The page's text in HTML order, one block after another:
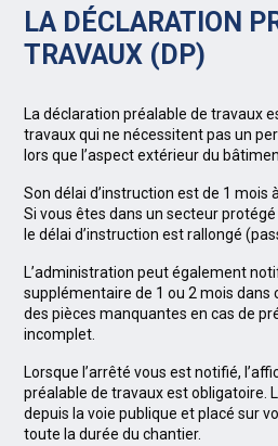
LA DÉCLARATION
TRAVAUX (DP)
La déclaration préalable de travaux
travaux qui ne nécessitent pas un
lors que l’aspect extérieur du
Son délai d’instruction est de 1 mois
Si vous êtes dans un secteur
le délai d’instruction est rallongé
L’administration peut également
supplémentaire de 1 ou 2 mois dans
des pièces manquantes en cas de
incomplet.
Lorsque l’arrêté vous est notifié,
préalable de travaux est obligatoire.
depuis la voie publique et placé sur
toute la durée du chantier.